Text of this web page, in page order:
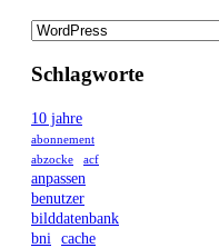
Schlagworte
10 jahre
abonnement
abzocke
acf
anpassen
benutzer
bilddatenbank
bni
cache